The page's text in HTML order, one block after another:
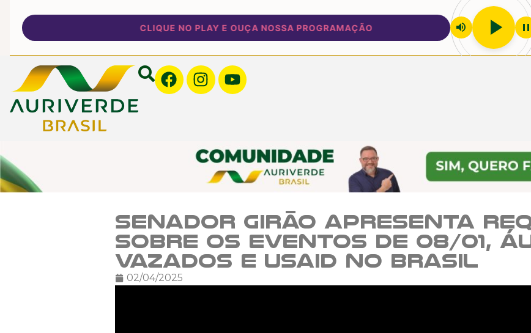
CLIQUE NO PLAY E OUÇA NOSSA PROGRAMAÇÃO volume_up play_arrow pause
Senador Girão Apresenta
sobre os Eventos de 08/01,
Vazados e USAID no Brasil
02/04/2025